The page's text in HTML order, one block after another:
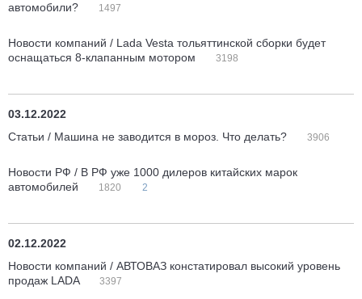
автомобили?
1497
Новости компаний / Lada Vesta тольяттинской сборки будет
оснащаться 8-клапанным мотором
3198
03.12.2022
Статьи / Машина не заводится в мороз. Что делать?
3906
Новости РФ / В РФ уже 1000 дилеров китайских марок
автомобилей
1820 2
02.12.2022
Новости компаний / АВТОВАЗ констатировал высокий уровень
продаж LADA
3397